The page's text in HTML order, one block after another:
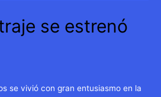
se estrenó
se vivió con gran entusiasmo en la